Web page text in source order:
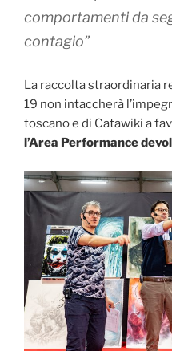
comportamenti da
contagio”
La raccolta straordinaria
19 non intaccherà
toscano e di Catawiki a
l’Area Performance